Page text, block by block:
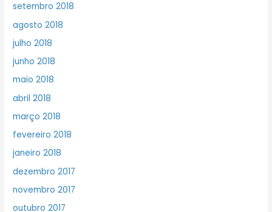
setembro 2018
agosto 2018
julho 2018
junho 2018
maio 2018
abril 2018
março 2018
fevereiro 2018
janeiro 2018
dezembro 2017
novembro 2017
outubro 2017